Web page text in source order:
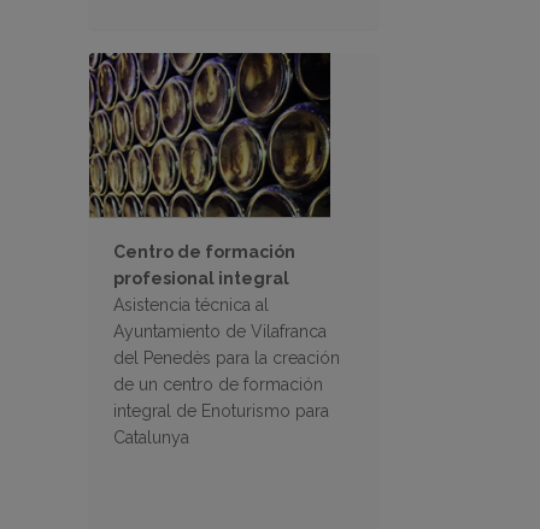
Centro de formación
profesional integral
Asistencia técnica al
Ayuntamiento de Vilafranca
del Penedès para la creación
de un centro de formación
integral de Enoturismo para
Catalunya